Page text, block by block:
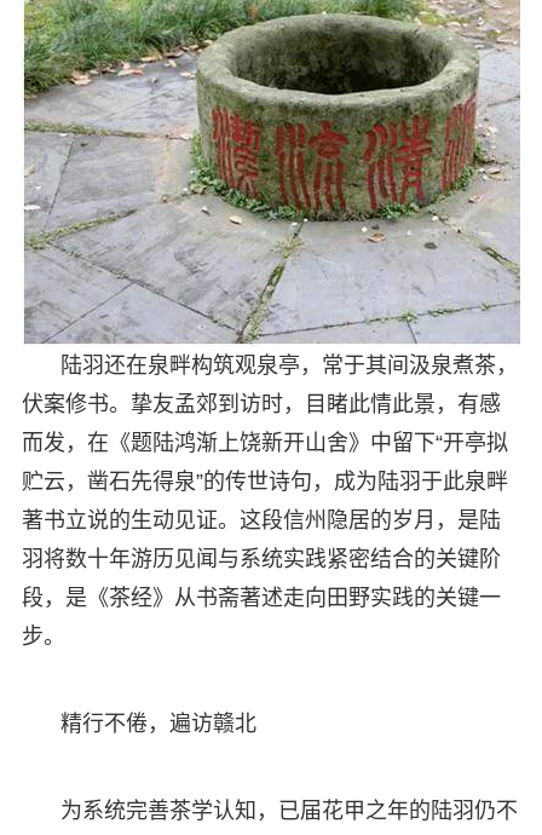
陆羽还在泉畔构筑观泉亭，常于其间汲泉煮茶，
伏案修书。挚友孟郊到访时，目睹此情此景，有感
而发，在《题陆鸿渐上饶新开山舍》中留下“开亭拟
贮云，凿石先得泉”的传世诗句，成为陆羽于此泉畔
著书立说的生动见证。这段信州隐居的岁月，是陆
羽将数十年游历见闻与系统实践紧密结合的关键阶
段，是《茶经》从书斋著述走向田野实践的关键一
步。
精行不倦，遍访赣北
为系统完善茶学认知，已届花甲之年的陆羽仍不